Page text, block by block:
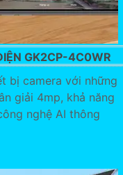
GK2CP-4C0WR
bị camera với những
giải 4mp, khả năng
nghệ AI thông